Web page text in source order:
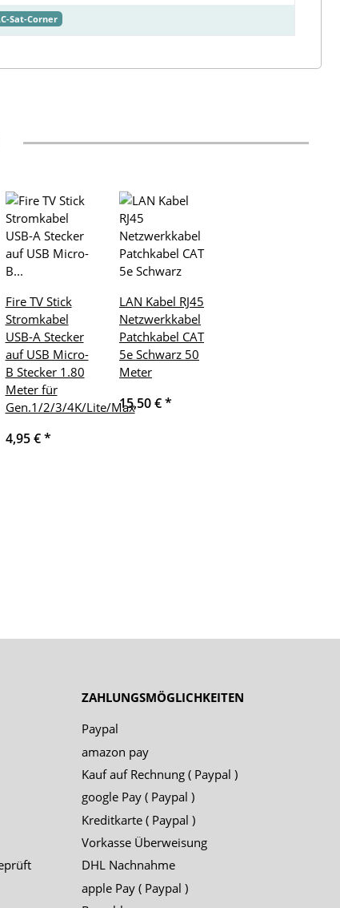
Sat-Corner
Fire TV Stick
Stromkabel
USB-A Stecker
auf USB Micro-
B Stecker 1.80
Meter für
Gen.1/2/3/4K/Lite/Max
4,95 €*
LAN Kabel RJ45
Netzwerkkabel
Patchkabel CAT
5e Schwarz 50
Meter
15,50 €*
ZAHLUNGSMÖGLICHKEITEN
Paypal
amazon pay
Kauf auf Rechnung ( Paypal )
google Pay ( Paypal )
Kreditkarte ( Paypal )
Vorkasse Überweisung
DHL Nachnahme
apple Pay ( Paypal )